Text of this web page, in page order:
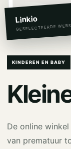
Linkio
GESELECTEERDE
KINDEREN EN BABY
De online
van prematuur